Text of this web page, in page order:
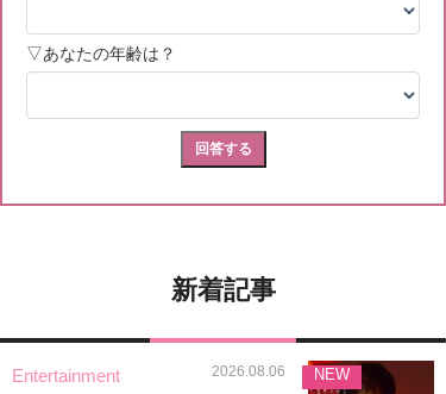
新着記事
Entertainment 2026.08.06 NEW